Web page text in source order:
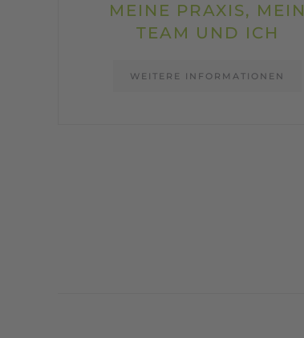
MEINE PRAXIS, MEIN
TEAM UND ICH
WEITERE INFORMATIONEN